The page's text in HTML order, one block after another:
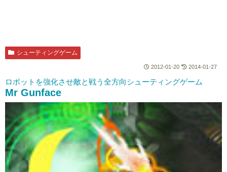
シューティングゲーム
2012-01-20 2014-01-27
ロボットを強化させ敵と戦う全方向シューティングゲーム
Mr Gunface